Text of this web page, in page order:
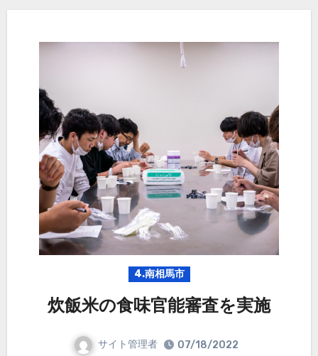
4.南相馬市
炊飯米の食味官能審査を実施
サイト管理者
07/18/2022